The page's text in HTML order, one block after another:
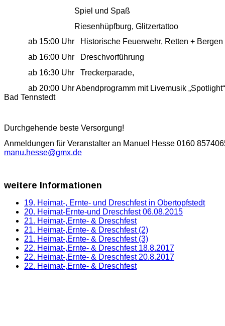
Spiel und Spaß
Riesenhüpfburg, Glitzertattoo
ab 15:00 Uhr Historische Feuerwehr, Retten + Bergen
ab 16:00 Uhr Dreschvorführung
ab 16:30 Uhr Treckerparade,
ab 20:00 Uhr Abendprogramm mit Livemusik
Bad Tennstedt
Durchgehende beste Versorgung!
Anmeldungen für Veranstalter an Manuel Hesse 0160
manu.hesse@gmx.de
weitere Informationen
19. Heimat-, Ernte- und Dreschfest in Obertopfstedt
20. Heimat-Ernte-und Dreschfest 06.08.2015
21. Heimat-,Ernte- & Dreschfest
21. Heimat-,Ernte- & Dreschfest (2)
21. Heimat-,Ernte- & Dreschfest (3)
22. Heimat-,Ernte- & Dreschfest 18.8.2017
22. Heimat-,Ernte- & Dreschfest 20.8.2017
22. Heimat-,Ernte- & Dreschfest